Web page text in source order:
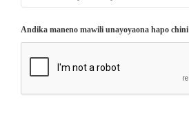
Andika maneno mawili unayoyaona hapo chini